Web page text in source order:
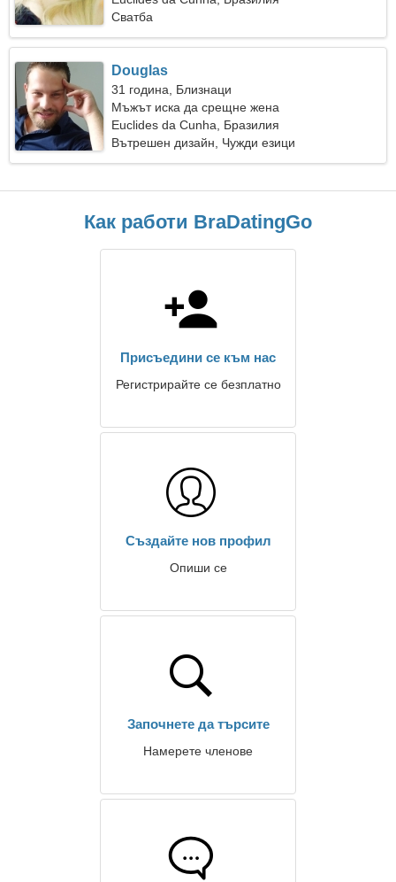
Сватба
Douglas
31 година, Близнаци
Мъжът иска да срещне жена
Euclides da Cunha, Бразилия
Вътрешен дизайн, Чужди езици
Как работи BraDatingGo
Присъедини се към нас
Регистрирайте се безплатно
Създайте нов профил
Опиши се
Започнете да търсите
Намерете членове